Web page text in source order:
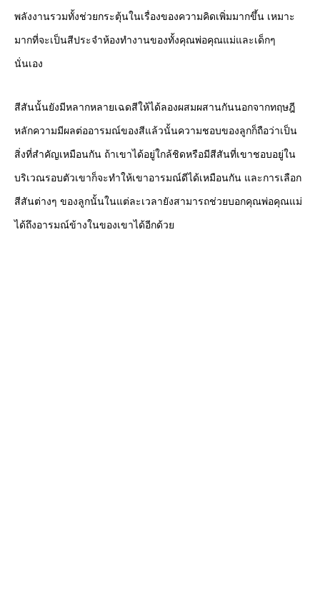
พลังงานรวมทั้งช่วยกระตุ้นในเรื่องของความคิดเพิ่มมากขึ้น เหมาะ
มากที่จะเป็นสีประจำห้องทำงานของทั้งคุณพ่อคุณแม่และเด็กๆ
นั่นเอง
สีสันนั้นยังมีหลากหลายเฉดสีให้ได้ลองผสมผสานกันนอกจากทฤษฎี
หลักความมีผลต่ออารมณ์ของสีแล้วนั้นความชอบของลูกก็ถือว่าเป็น
สิ่งที่สำคัญเหมือนกัน ถ้าเขาได้อยู่ใกล้ชิดหรือมีสีสันที่เขาชอบอยู่ใน
บริเวณรอบตัวเขาก็จะทำให้เขาอารมณ์ดีได้เหมือนกัน และการเลือก
สีสันต่างๆ ของลูกนั้นในแต่ละเวลายังสามารถช่วยบอกคุณพ่อคุณแม่
ได้ถึงอารมณ์ข้างในของเขาได้อีกด้วย